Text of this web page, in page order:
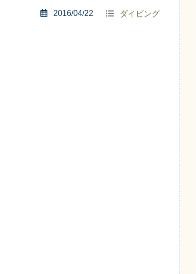
ダイビング
2016/04/22